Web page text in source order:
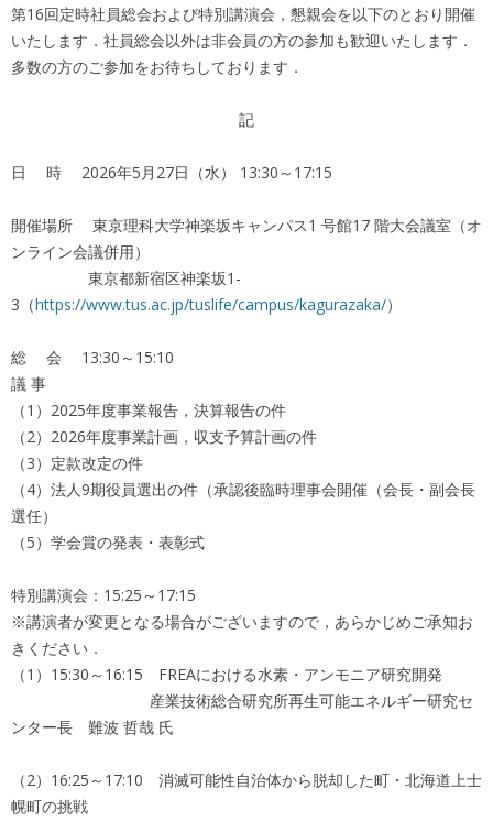
第16回定時社員総会および特別講演会，懇親会を以下のとおり開催
いたします．社員総会以外は非会員の方の参加も歓迎いたします．
多数の方のご参加をお待ちしております．
記
日 時 2026年5月27日（水） 13:30～17:15
開催場所 東京理科大学神楽坂キャンパス1 号館17 階大会議室（オ
ンライン会議併用）
東京都新宿区神楽坂1-
3（https://www.tus.ac.jp/tuslife/campus/kagurazaka/）
総 会 13:30～15:10
議 事
（1）2025年度事業報告，決算報告の件
（2）2026年度事業計画，収支予算計画の件
（3）定款改定の件
（4）法人9期役員選出の件（承認後臨時理事会開催（会長・副会長
選任）
（5）学会賞の発表・表彰式
特別講演会：15:25～17:15
※講演者が変更となる場合がございますので，あらかじめご承知お
きください．
（1）15:30～16:15 FREAにおける水素・アンモニア研究開発
産業技術総合研究所再生可能エネルギー研究セ
ンター長 難波 哲哉 氏
（2）16:25～17:10 消滅可能性自治体から脱却した町・北海道上士
幌町の挑戦